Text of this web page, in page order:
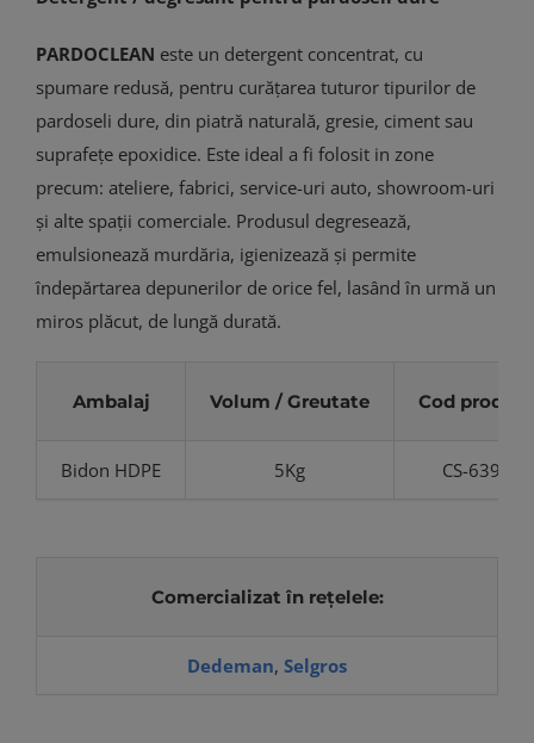
PARDOCLEAN este un detergent concentrat, cu
spumare redusă, pentru curățarea tuturor tipurilor de
pardoseli dure, din piatră naturală, gresie, ciment sau
suprafețe epoxidice. Este ideal a fi folosit in zone
precum: ateliere, fabrici, service-uri auto, showroom-uri
și alte spații comerciale. Produsul degresează,
emulsionează murdăria, igienizează și permite
îndepărtarea depunerilor de orice fel, lasând în urmă un
miros plăcut, de lungă durată.
Ambalaj Volum / Greutate Cod produs
Bidon HDPE 5Kg CS-639
Comercializat în rețelele:
Dedeman, Selgros